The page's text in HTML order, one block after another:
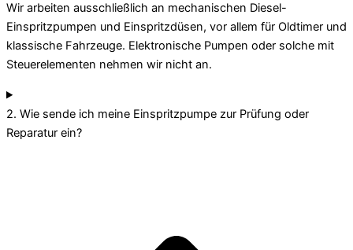
Wir arbeiten ausschließlich an mechanischen Diesel-
Einspritzpumpen und Einspritzdüsen, vor allem für Oldtimer und
klassische Fahrzeuge. Elektronische Pumpen oder solche mit
Steuerelementen nehmen wir nicht an.
2. Wie sende ich meine Einspritzpumpe zur Prüfung oder
Reparatur ein?